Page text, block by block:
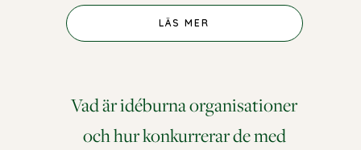
LÄS MER
Vad är idéburna organisationer
och hur konkurrerar de med